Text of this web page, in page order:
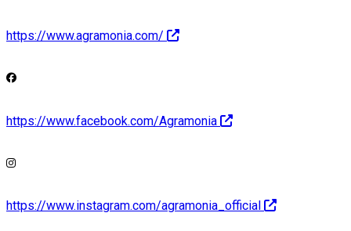
https://www.agramonia.com/
https://www.facebook.com/Agramonia
https://www.instagram.com/agramonia_official